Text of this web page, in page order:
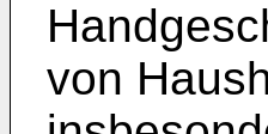
von